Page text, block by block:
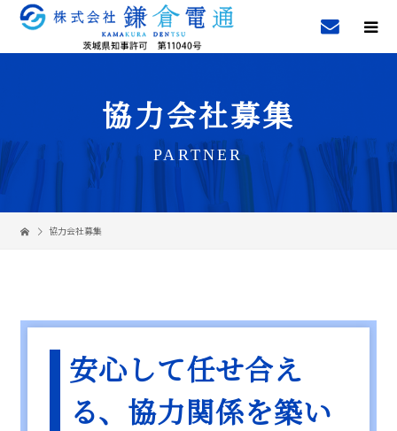
協力会社募集
PARTNER
協力会社募集
安心して任せ合え
る、協力関係を築い